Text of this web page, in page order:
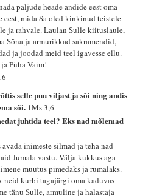
paljude heade andide eest oma
eest, mida Sa oled kinkinud teistele
ja rahvale. Laulan Sulle kiituslaule,
Sõna ja armurikkad sakramendid,
ja joodad meid teel igavesse ellu.
Püha Vaim!
selle puu viljast ja sõi ning andis
sõi. 1Ms 3,6
juhtida teel? Eks nad mõlemad
inimeste silmad ja teha nad
Jumala vastu. Välja kukkus aga
muutus pimedaks ja rumalaks.
neid kurbi tagajärgi oma kaduvas
tänu Sulle, armuline ja halastaja